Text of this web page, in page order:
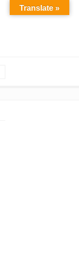
Translate »